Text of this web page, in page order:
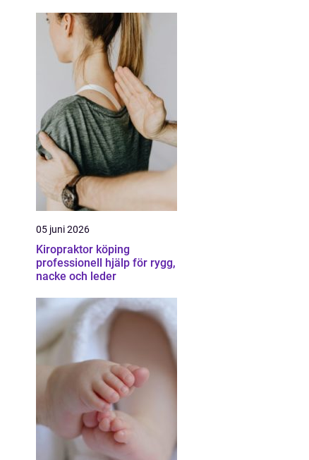
05 juni 2026
Kiropraktor köping
professionell hjälp för rygg,
nacke och leder